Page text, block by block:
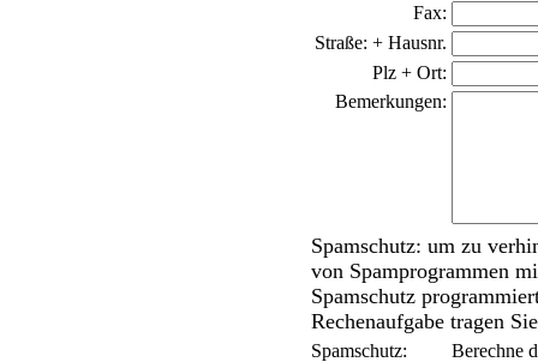
Fax:
Straße: + Hausnr.
Plz + Ort:
Bemerkungen:
Spamschutz: um zu
von Spamprogrammen
Spamschutz
Rechenaufgabe tragen
Spamschutz: Berechne